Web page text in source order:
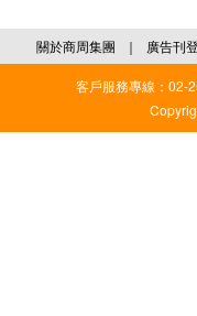
關於商周集團 ｜ 廣告刊
客戶服務專線：02-